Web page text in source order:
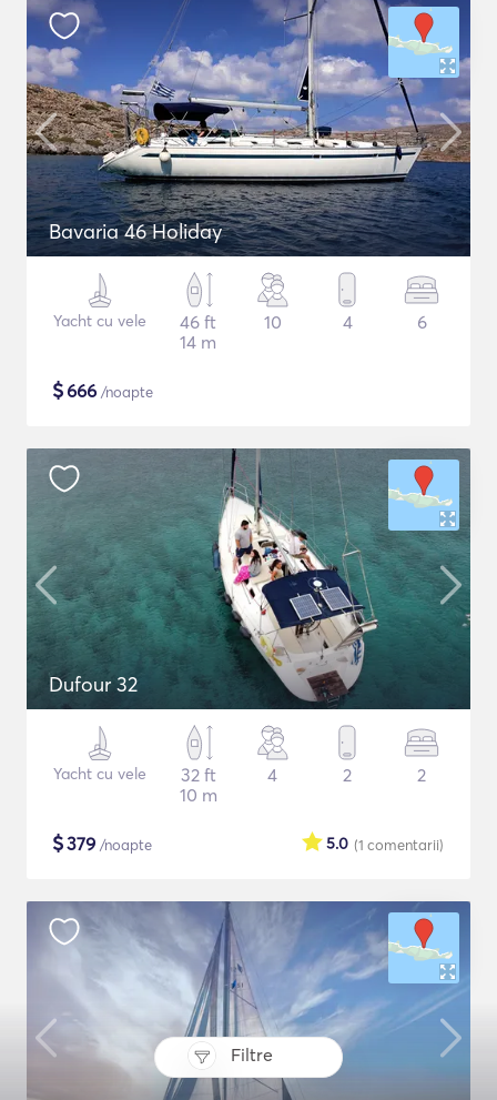
Filtre
Bavaria 46 Holiday
Yacht cu vele
46 ft
14 m
10 4 6
$666 /noapte
Dufour 32
Yacht cu vele
32 ft
10 m
4 2 2
$379 /noapte (1 comentarii)
5.0